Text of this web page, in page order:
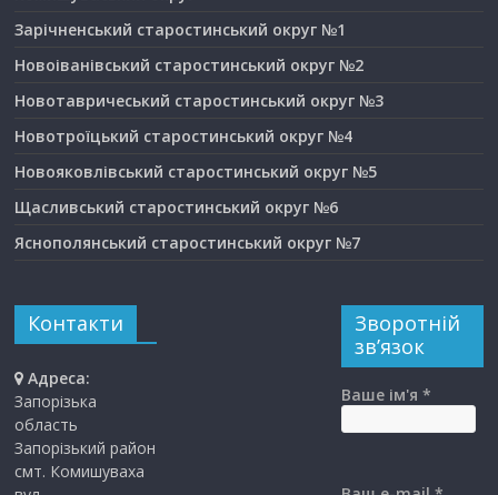
Зарічненський старостинський округ №1
Новоіванівський старостинський округ №2
Новотавричеський старостинський округ №3
Новотроїцький старостинський округ №4
Новояковлівський старостинський округ №5
Щасливський старостинський округ №6
Яснополянський старостинський округ №7
Контакти
Адреса:
Запорізька
область
Запорізький район
смт. Комишуваха
Зворотній
зв’язок
Ваше ім'я *